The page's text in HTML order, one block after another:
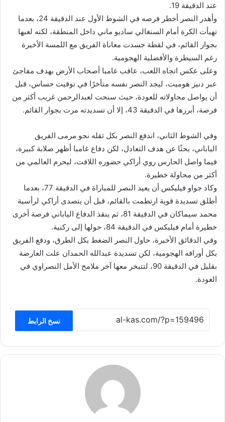
عند الدقيقة 19.
وأهدر النصر أخطر فرصه في الشوط الأول عند الدقيقة 24، بعدما
تهيأت الكرة أمام السنغالي ساديو ماني داخل المنطقة، لكنه لعبها
بجوار القائم، في لقطة جسدت معاناة الفريق مع اللمسة الأخيرة
رغم السيطرة والأفضلية الهجومية.
وعلى عكس اتجاه اللعب، عاقب غامبا أصحاب الأرض بهدف مفاجئ
عبر دنيز هوميت، ليجد النصر نفسه متأخرًا في توقيت حساس، قبل
أن يواصل محاولاته للعودة، حيث سنحت لعبدالرحمن غريب أكثر من
فرصة، أبرزها في الدقيقة 43، إلا أن تسديدته مرت بجوار القائم.
وفي الشوط الثاني، اندفع النصر بكل ثقله نحو مرمى الفريق
الياباني، بحثًا عن هدف التعادل، لكن دفاع غامبا أظهر صلابة كبيرة،
فيما واصل الحارس روي أراكي حضوره اللافت، ليحرم العالمي من
أكثر من محاولة خطيرة.
وكاد جواو فيليكس أن يعيد النصر للمباراة في الدقيقة 77، بعدما
أطلق تسديدة قوية ارتطمت بالقائم، قبل أن يتصدى أراكي لرأسية
محمد سيماكان في الدقيقة 81، ثم ينقذ الدفاع الياباني فرصة أخرى
خطيرة أمام فيليكس في الدقيقة 84، حولها إلى ركنية.
وفي الدقائق الأخيرة، حاول النصر الضغط بكل الطرق، ودفع الفريق
بكل أوراقه الهجومية، لكن تسديدة عبدالله الحمدان علت العارضة
بقليل في الدقيقة 90، لتتبخر معها آخر ملامح الأمل النصراوي في
العودة.
نسخ الرابط